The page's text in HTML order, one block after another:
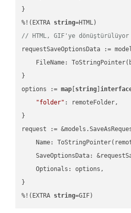
}
%!(EXTRA string
// HTML, GIF'ye dönüştürülüyor
requestSaveOptionsData :=
FileName:
}
options := map string ]
"folder" : remoteFolder,
}
request :=
Name:
SaveOptionsData:
    Optionals: options,
}
%!(EXTRA string=GIF)